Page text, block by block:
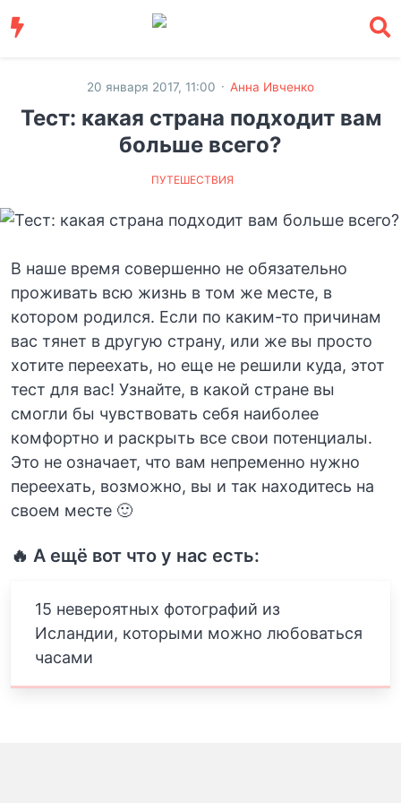
20 января 2017, 11:00 · Анна Ивченко
Тест: какая страна подходит вам
больше всего?
ПУТЕШЕСТВИЯ
В наше время совершенно не обязательно
проживать всю жизнь в том же месте, в
котором родился. Если по каким-то причинам
вас тянет в другую страну, или же вы просто
хотите переехать, но еще не решили куда, этот
тест для вас! Узнайте, в какой стране вы
смогли бы чувствовать себя наиболее
комфортно и раскрыть все свои потенциалы.
Это не означает, что вам непременно нужно
переехать, возможно, вы и так находитесь на
своем месте 🙂
🔥 А ещё вот что у нас есть:
15 невероятных фотографий из
Исландии, которыми можно любоваться
часами